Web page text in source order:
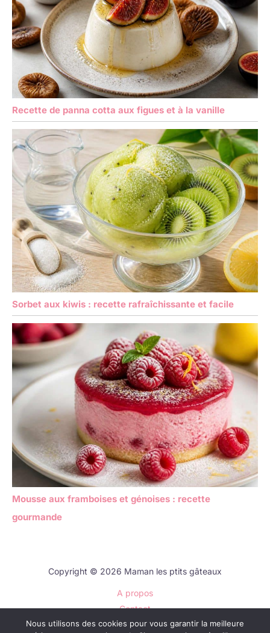
Recette de panna cotta aux figues et à la vanille
Sorbet aux kiwis : recette rafraîchissante et facile
Mousse aux framboises et génoises : recette
gourmande
Copyright © 2026 Maman les ptits gâteaux
A propos
Contact
Plan du site
Nous utilisons des cookies pour vous garantir la meilleure